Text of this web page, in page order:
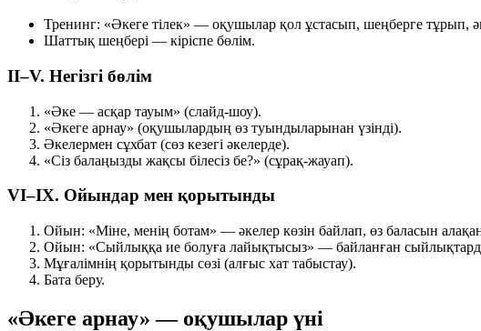
Тренинг: «Әкеге тілек» — оқушылар қол ұстасып, шеңберге тұрып,
Шаттық шеңбері — кіріспе бөлім.
II–V. Негізгі бөлім
«Әке — асқар тауым» (слайд-шоу).
«Әкеге арнау» (оқушылардың өз туындыларынан үзінді).
Әкелермен сұхбат (сөз кезегі әкелерде).
«Сіз балаңызды жақсы білесіз бе?» (сұрақ-жауап).
VI–IX. Ойындар мен қорытынды
Ойын: «Міне, менің ботам» — әкелер көзін байлап, өз баласын
Ойын: «Сыйлыққа ие болуға лайықтысыз» — байланған
Мұғалімнің қорытынды сөзі (алғыс хат табыстау).
Бата беру.
«Әкеге арнау» — оқушылар үні